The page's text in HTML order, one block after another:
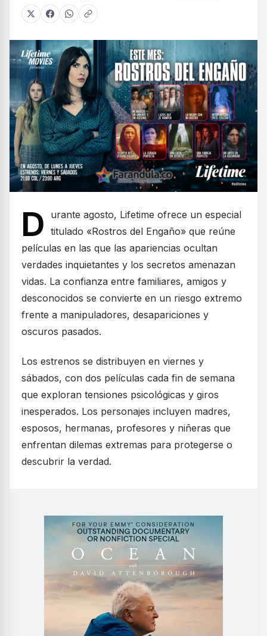
D
urante agosto, Lifetime ofrece un especial
titulado «Rostros del Engaño» que reúne
películas en las que las apariencias ocultan
verdades inquietantes y los secretos amenazan
vidas. La confianza entre familiares, amigos y
desconocidos se convierte en un riesgo extremo
frente a manipuladores, desapariciones y
oscuros pasados.
Los estrenos se distribuyen en viernes y
sábados, con dos películas cada fin de semana
que exploran tensiones psicológicas y giros
inesperados. Los personajes incluyen madres,
esposos, hermanas, profesores y niñeras que
enfrentan dilemas extremas para protegerse o
descubrir la verdad.